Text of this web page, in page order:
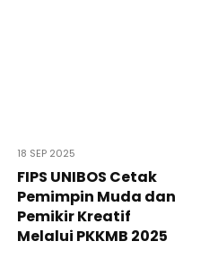
18 SEP 2025
FIPS UNIBOS Cetak
Pemimpin Muda dan
Pemikir Kreatif
Melalui PKKMB 2025